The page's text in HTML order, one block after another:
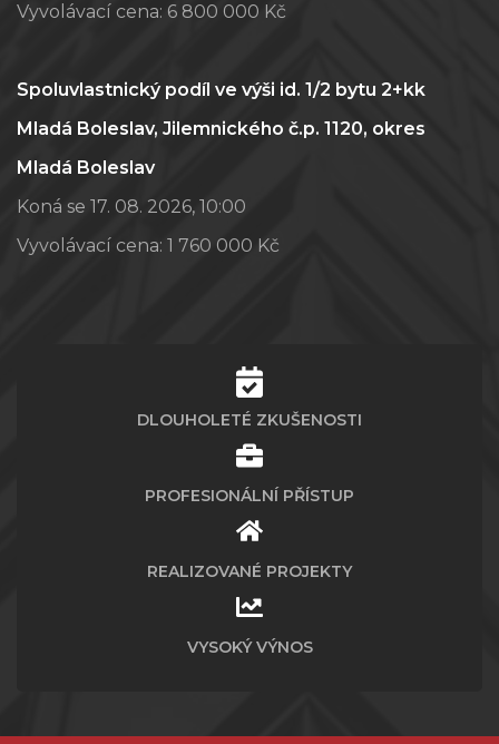
Vyvolávací cena: 6 800 000 Kč
Spoluvlastnický podíl ve výši id. 1/2 bytu 2+kk
Mladá Boleslav, Jilemnického č.p. 1120, okres
Mladá Boleslav
Koná se 17. 08. 2026, 10:00
Vyvolávací cena: 1 760 000 Kč
DLOUHOLETÉ ZKUŠENOSTI
PROFESIONÁLNÍ PŘÍSTUP
REALIZOVANÉ PROJEKTY
VYSOKÝ VÝNOS